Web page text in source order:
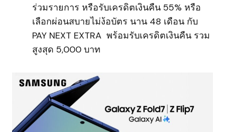
ร่วมรายการ หรือรับเครดิตเงินคืน 55% หรือ
เลือกผ่อนสบายไม่ง้อบัตร นาน 48 เดือน กับ
PAY NEXT EXTRA พร้อมรับเครดิตเงินคืน รวม
สูงสุด 5,000 บาท